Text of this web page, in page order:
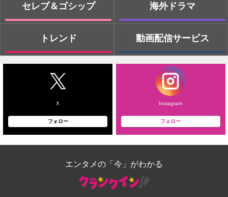
セレブ＆ゴシップ
トレンド
海外ドラマ
動画配信サービス
X
フォロー
Instagram
フォロー
エンタメの「今」がわかる